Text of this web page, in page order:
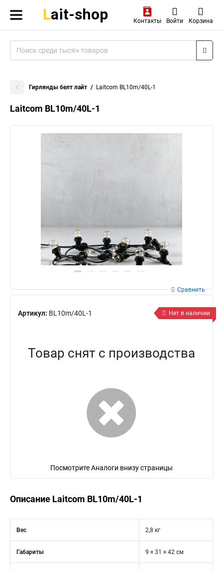
Контакты Войти Корзина
Гирлянды белт лайт Laitcom BL10m/40L-1
Laitcom BL10m/40L-1
Артикул: BL10m/40L-1
Сравнить
Нет в наличии
Товар снят с производства
Посмотрите Аналоги внизу страницы
Описание Laitcom BL10m/40L-1
Вес 2,8 кг
Габариты 9 × 31 × 42 см